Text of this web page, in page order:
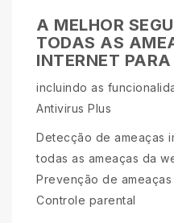
A MELHOR
TODAS AS
INTERNET
incluindo as
Antivirus Plus
Detecção de ameaças
todas as ameaças da
Prevenção de
Controle parental